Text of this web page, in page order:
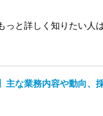
っと詳しく知りたい人
主な業務内容や動向、